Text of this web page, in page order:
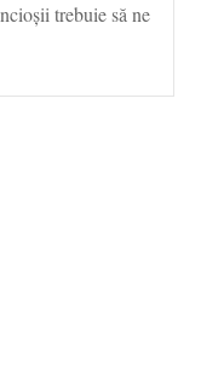
trebuie să ne